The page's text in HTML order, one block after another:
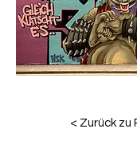
< Zurück zu